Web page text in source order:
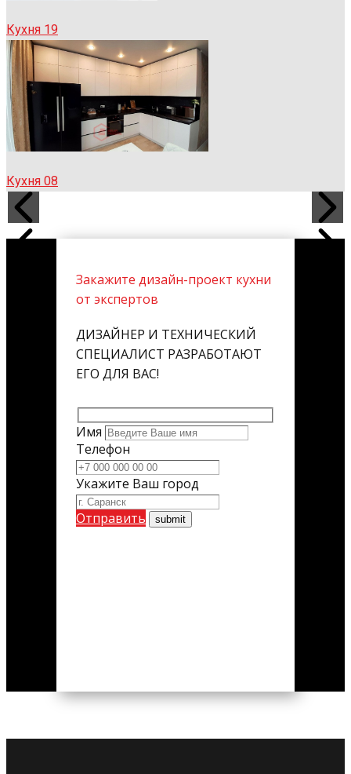
Кухня 19
Кухня 08
Закажите дизайн-проект кухни
от экспертов
ДИЗАЙНЕР И ТЕХНИЧЕСКИЙ
СПЕЦИАЛИСТ РАЗРАБОТАЮТ
ЕГО ДЛЯ ВАС!
Имя
Телефон
Укажите Ваш город
Отправить